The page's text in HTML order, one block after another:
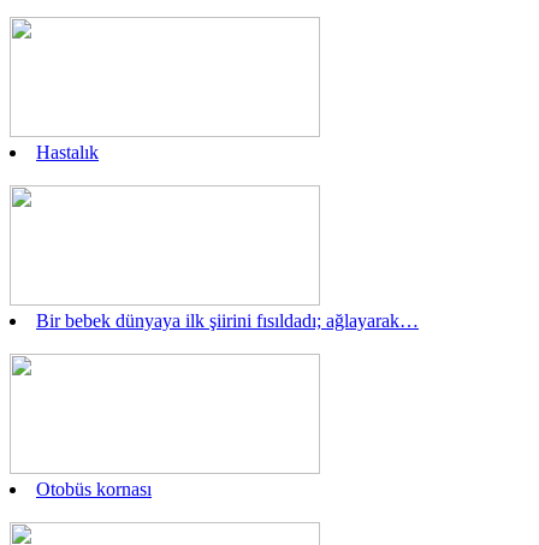
Hastalık
Bir bebek dünyaya ilk şiirini fısıldadı; ağlayarak…
Otobüs kornası